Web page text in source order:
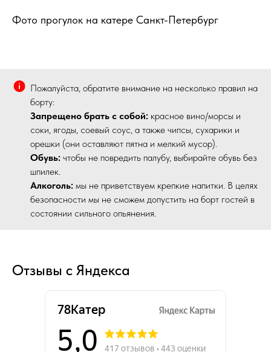
Фото прогулок на катере Санкт-Петербург
Пожалуйста, обратите внимание на несколько правил на
борту:
Запрещено брать с собой: красное вино/морсы и
соки, ягоды, соевый соус, а также чипсы, сухарики и
орешки (они оставляют пятна и мелкий мусор).
Обувь: чтобы не повредить палубу, выбирайте обувь без
шпилек.
Алкоголь: мы не приветствуем крепкие напитки. В целях
безопасности мы не сможем допустить на борт гостей в
состоянии сильного опьянения.
Отзывы с Яндекса